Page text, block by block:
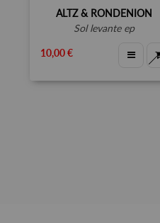
ALTZ & RONDENION
sol levante ep
10,00 €